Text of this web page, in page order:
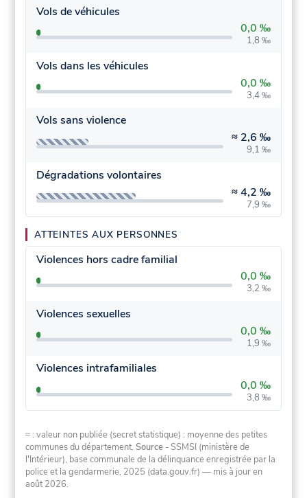
Vols de véhicules
0,0 ‰
1,8 ‰
Vols dans les véhicules
0,0 ‰
3,4 ‰
Vols sans violence
≈ 2,6 ‰
9,1 ‰
Dégradations volontaires
≈4,2 ‰
7,9 ‰
ATTEINTES AUX PERSONNES
Violences hors cadre familial
0,0 ‰
3,2 ‰
Violences sexuelles
0,0 ‰
1,9 ‰
Violences intrafamiliales
0,0 ‰
3,8 ‰
≈ : valeur non publiée (secret statistique) : moyenne des petites
communes du département.Source - SSMSI (ministère de
l'Intérieur), base communale de la délinquance enregistrée par la
police et la gendarmerie, 2025 (data.gouv.fr) — mis à jour en
août 2026.